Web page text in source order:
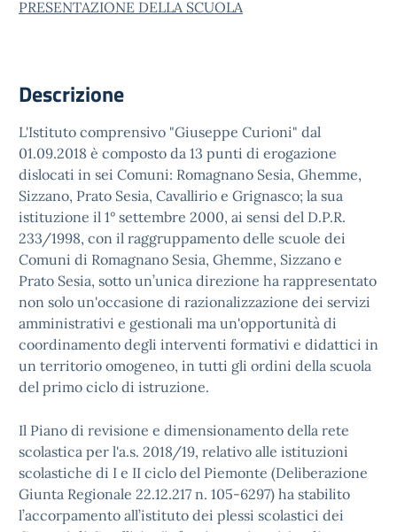
PRESENTAZIONE DELLA SCUOLA
Descrizione
L'Istituto comprensivo "Giuseppe Curioni" dal
01.09.2018 è composto da 13 punti di erogazione
dislocati in sei Comuni: Romagnano Sesia, Ghemme,
Sizzano, Prato Sesia, Cavallirio e Grignasco; la sua
istituzione il 1° settembre 2000, ai sensi del D.P.R.
233/1998, con il raggruppamento delle scuole dei
Comuni di Romagnano Sesia, Ghemme, Sizzano e
Prato Sesia, sotto un’unica direzione ha rappresentato
non solo un'occasione di razionalizzazione dei servizi
amministrativi e gestionali ma un'opportunità di
coordinamento degli interventi formativi e didattici in
un territorio omogeneo, in tutti gli ordini della scuola
del primo ciclo di istruzione.
Il Piano di revisione e dimensionamento della rete
scolastica per l'a.s. 2018/19, relativo alle istituzioni
scolastiche di I e II ciclo del Piemonte (Deliberazione
Giunta Regionale 22.12.217 n. 105-6297) ha stabilito
l’accorpamento all’istituto dei plessi scolastici dei